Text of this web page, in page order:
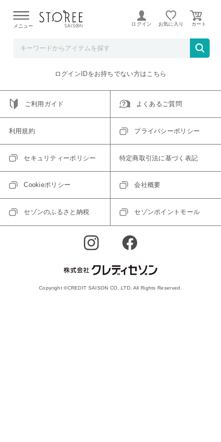
よる配送遅延が発生しております。
メニュー ログイン お気に入り
ご指定のアイテムは取り扱い終了、またはただいま取り扱い
トップへ戻る
ログインIDをお持ちでない方はこちら
ご利用ガイド よくあるご質問
利用規約 プライバシーポリシー
セキュリティーポリシー 特定商取引法に基づく表記
Cookieポリシー 会社概要
セゾンのふるさと納税 セゾンポイントモール
Copyright ©CREDIT SAISON CO.,LTD. All Rights Reserved.